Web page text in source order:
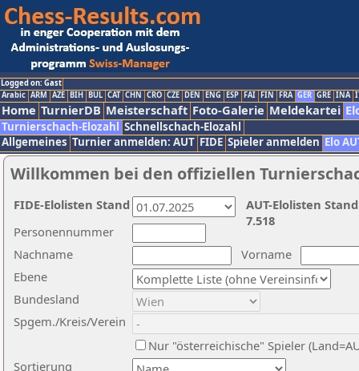
Logged on: Gast
Arabic ARM AZE BIH BUL CAT CHN CRO CZE DEN ENG ESP FAI FIN FRA GER GRE INA
Home TurnierDB Meisterschaft Foto-Galerie Meldekartei
Turnierschach-Elozahl Schnellschach-Elozahl
Allgemeines Turnier anmelden: AUT FIDE Spieler anmelden Elo
Willkommen bei den offiziellen
Nachname
Vorname
Ebene
Sortierung
Personennummer
Bundesland
Spgem./Kreis/Verein
Nur "österreichische" Spieler
AUT-Elolisten
7.518
FIDE-Elolisten Stand